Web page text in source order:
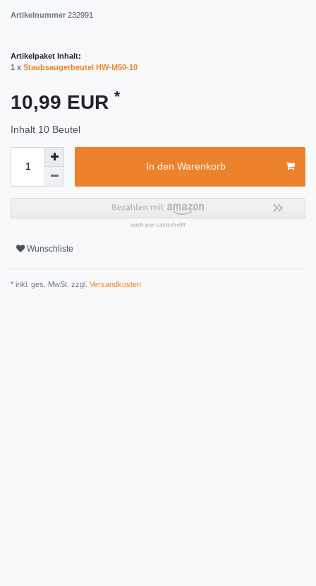
Artikelnummer 232991
Artikelpaket Inhalt:
1 x Staubsaugerbeutel HW-M50-10
10,99 EUR *
Inhalt 10 Beutel
In den Warenkorb
Wunschliste
* inkl. ges. MwSt. zzgl. Versandkosten